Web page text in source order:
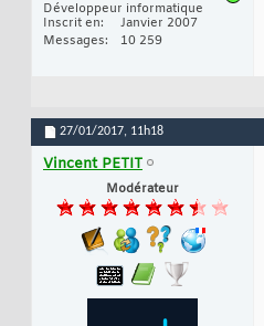
Développeur informatique
Inscrit en
Janvier 2007
Messages
10 259
27/01/2017, 11h18
Vincent PETIT
Modérateur